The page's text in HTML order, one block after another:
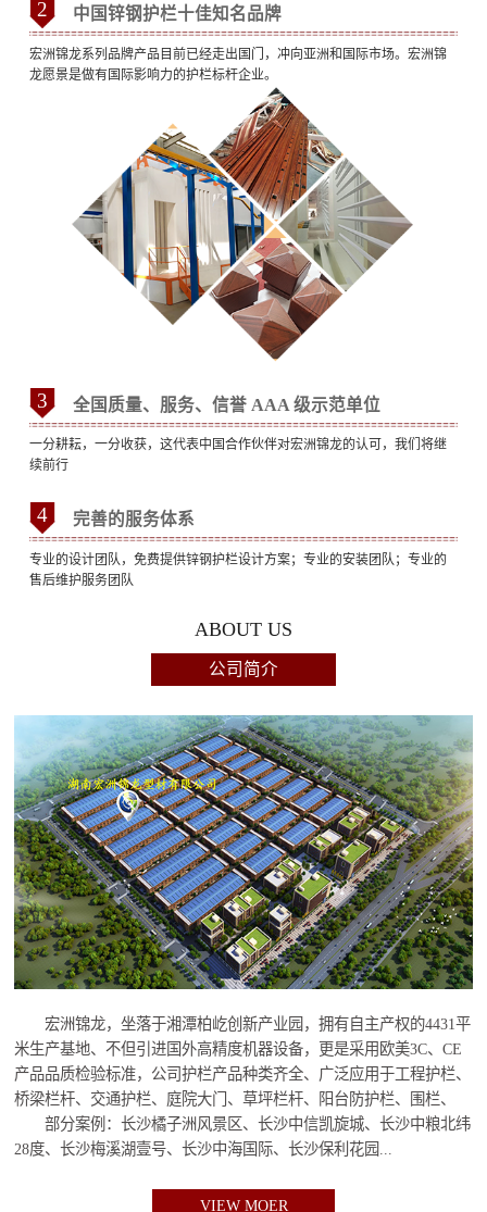
2 中国锌钢护栏十佳知名品牌
宏洲锦龙系列品牌产品目前已经走出国门，冲向亚洲和国际市场。宏洲锦
龙愿景是做有国际影响力的护栏标杆企业。
3 全国质量、服务、信誉 AAA 级示范单位
一分耕耘，一分收获，这代表中国合作伙伴对宏洲锦龙的认可，我们将继
续前行
4 完善的服务体系
专业的设计团队，免费提供锌钢护栏设计方案；专业的安装团队；专业的
售后维护服务团队
ABOUT US
公司简介
宏洲锦龙，坐落于湘潭柏屹创新产业园，拥有自主产权的4431平
米生产基地、不但引进国外高精度机器设备，更是采用欧美3C、CE
产品品质检验标准，公司护栏产品种类齐全、广泛应用于工程护栏、
桥梁栏杆、交通护栏、庭院大门、草坪栏杆、阳台防护栏、围栏、
部分案例：长沙橘子洲风景区、长沙中信凯旋城、长沙中粮北纬
28度、长沙梅溪湖壹号、长沙中海国际、长沙保利花园...
VIEW MOER